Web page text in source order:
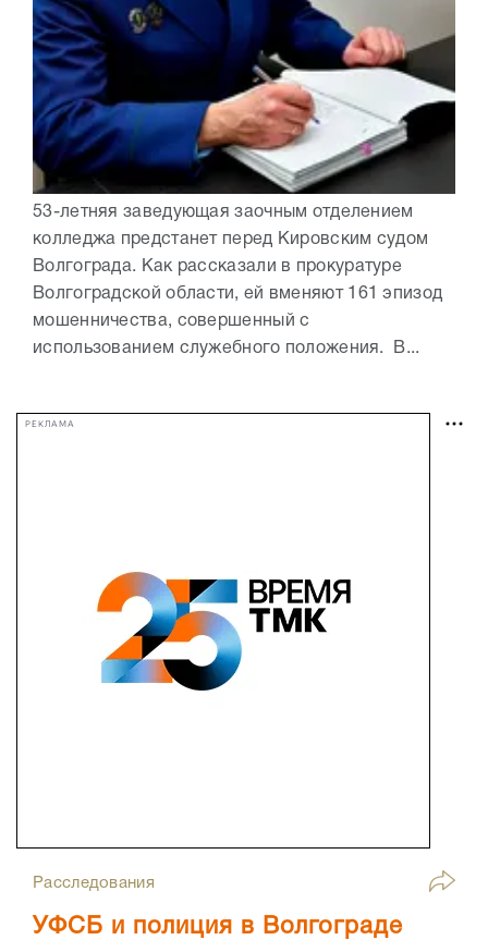
53-летняя заведующая заочным отделением
колледжа предстанет перед Кировским судом
Волгограда. Как рассказали в прокуратуре
Волгоградской области, ей вменяют 161 эпизод
мошенничества, совершенный с
использованием служебного положения. В...
РЕКЛАМА
Расследования
УФСБ и полиция в Волгограде